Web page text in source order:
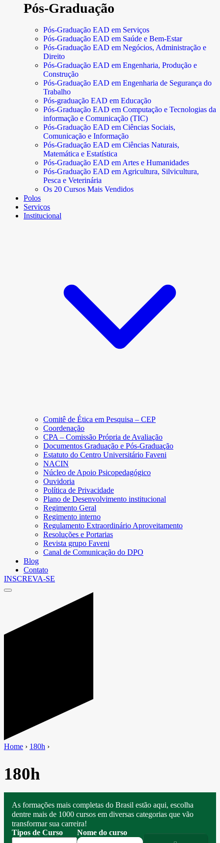
Pós-Graduação
Pós-Graduação EAD em Serviços
Pós-Graduação EAD em Saúde e Bem-Estar
Pós-Graduação EAD em Negócios, Administração e
Direito
Pós-Graduação EAD em Engenharia, Produção e
Construção
Pós-Graduação EAD em Engenharia de Segurança do
Trabalho
Pós-graduação EAD em Educação
Pós-Graduação EAD em Computação e Tecnologias da
informação e Comunicação (TIC)
Pós-Graduação EAD em Ciências Sociais,
Comunicação e Informação
Pós-Graduação EAD em Ciências Naturais,
Matemática e Estatística
Pós-Graduação EAD em Artes e Humanidades
Pós-Graduação EAD em Agricultura, Silvicultura,
Pesca e Veterinária
Os 20 Cursos Mais Vendidos
Polos
Serviços
Institucional
Comitê de Ética em Pesquisa – CEP
Coordenação
CPA – Comissão Própria de Avaliação
Documentos Graduação e Pós-Graduação
Estatuto do Centro Universitário Faveni
NACIN
Núcleo de Apoio Psicopedagógico
Ouvidoria
Política de Privacidade
Plano de Desenvolvimento institucional
Regimento Geral
Regimento interno
Regulamento Extraordinário Aproveitamento
Resoluções e Portarias
Revista grupo Faveni
Canal de Comunicação do DPO
Blog
Contato
INSCREVA-SE
Home › 180h ›
180h
As formações mais completas do Brasil estão aqui, escolha
dentre mais de 1000 cursos em diversas categorias que vão
transformar sua carreira!
Tipos de Curso
Nome do curso